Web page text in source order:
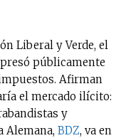
Liberal y Verde, el
públicamente
Afirman
el mercado ilícito:
y
Alemana, BDZ, va en